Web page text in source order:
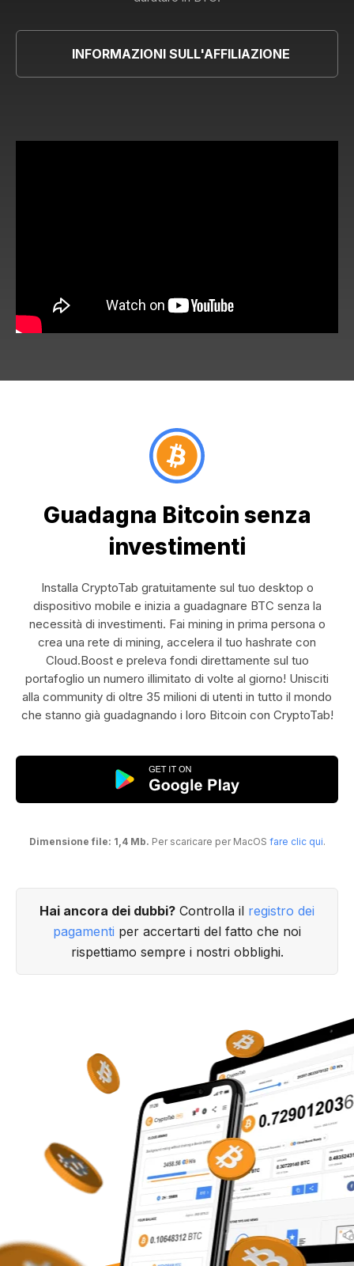
INFORMAZIONI SULL'AFFILIAZIONE
Guadagna Bitcoin senza
investimenti
Installa CryptoTab gratuitamente sul tuo desktop o
dispositivo mobile e inizia a guadagnare BTC senza la
necessità di investimenti. Fai mining in prima persona o
crea una rete di mining, accelera il tuo hashrate con
Cloud.Boost e preleva fondi direttamente sul tuo
portafoglio un numero illimitato di volte al giorno! Unisciti
alla community di oltre 35 milioni di utenti in tutto il mondo
che stanno già guadagnando i loro Bitcoin con CryptoTab!
Dimensione file: 1,4 Mb. Per scaricare per MacOS fare clic qui.
Hai ancora dei dubbi? Controlla il registro dei
pagamenti per accertarti del fatto che noi
rispettiamo sempre i nostri obblighi.